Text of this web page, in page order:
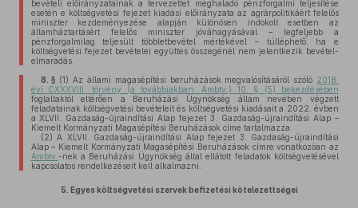
bevételi előirányzatainak a tervezettet meghaladó pénzforgalmi teljesítése
esetén e költségvetési fejezet kiadási előirányzata az agrárpolitikáért felelős
miniszter kezdeményezése alapján különösen indokolt esetben az
államháztartásért felelős miniszter jóváhagyásával – legfeljebb a
pénzforgalmilag teljesült többletbevétel mértékével – túlléphető, ha e
költségvetési fejezet bevételei együttes összegénél nem jelentkezik bevétel-
elmaradás.
8. § (1) Az állami magasépítési beruházások megvalósításáról szóló 2018.
évi CXXXVIII. törvény (a továbbiakban: Ámbtv.) 10. § (5) bekezdésében
foglaltaktól eltérően a Beruházási Ügynökség állam nevében végzett
feladatainak költségvetési bevételeit és költségvetési kiadásait a 2022. évben
a XLVII. Gazdaság-újraindítási Alap fejezet 3. Gazdaság-újraindítási Alap –
Kiemelt Kormányzati Magasépítési Beruházások címe tartalmazza.
(2) A XLVII. Gazdaság-újraindítási Alap fejezet 3. Gazdaság-újraindítási
Alap – Kiemelt Kormányzati Magasépítési Beruházások címre vonatkozóan az
Ámbtv. -nek a Beruházási Ügynökség által ellátott feladatok költségvetésével
kapcsolatos rendelkezéseit kell alkalmazni.
5. Egyes költségvetési szervek befizetési kötelezettségei